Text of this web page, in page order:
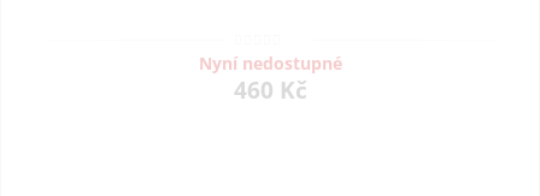
Nyní nedostupné
460 Kč